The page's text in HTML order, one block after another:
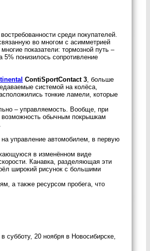
среди покупателей.
во многом с асимметрией
показатели: тормозной путь –
понизилось сопротивление
ContiSportContact 3, больше
системой на колёса,
тонкие ламели, которые
– управляемость. Вообще, при
возможность обычным покрышкам
управление автомобилем, в первую
в изменённом виде
Канавка, разделяющая эти
широкий рисунок с большими
а также ресурсом пробега, что
субботу, 20 ноября в Новосибирске,